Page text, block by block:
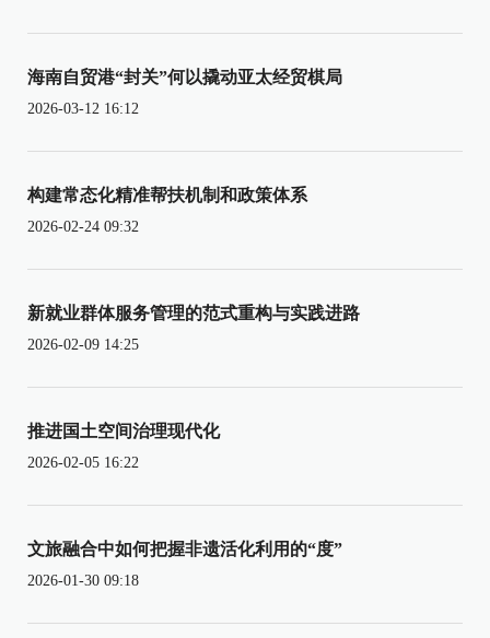
海南自贸港“封关”何以撬动亚太经贸棋局
2026-03-12 16:12
构建常态化精准帮扶机制和政策体系
2026-02-24 09:32
新就业群体服务管理的范式重构与实践进路
2026-02-09 14:25
推进国土空间治理现代化
2026-02-05 16:22
文旅融合中如何把握非遗活化利用的“度”
2026-01-30 09:18